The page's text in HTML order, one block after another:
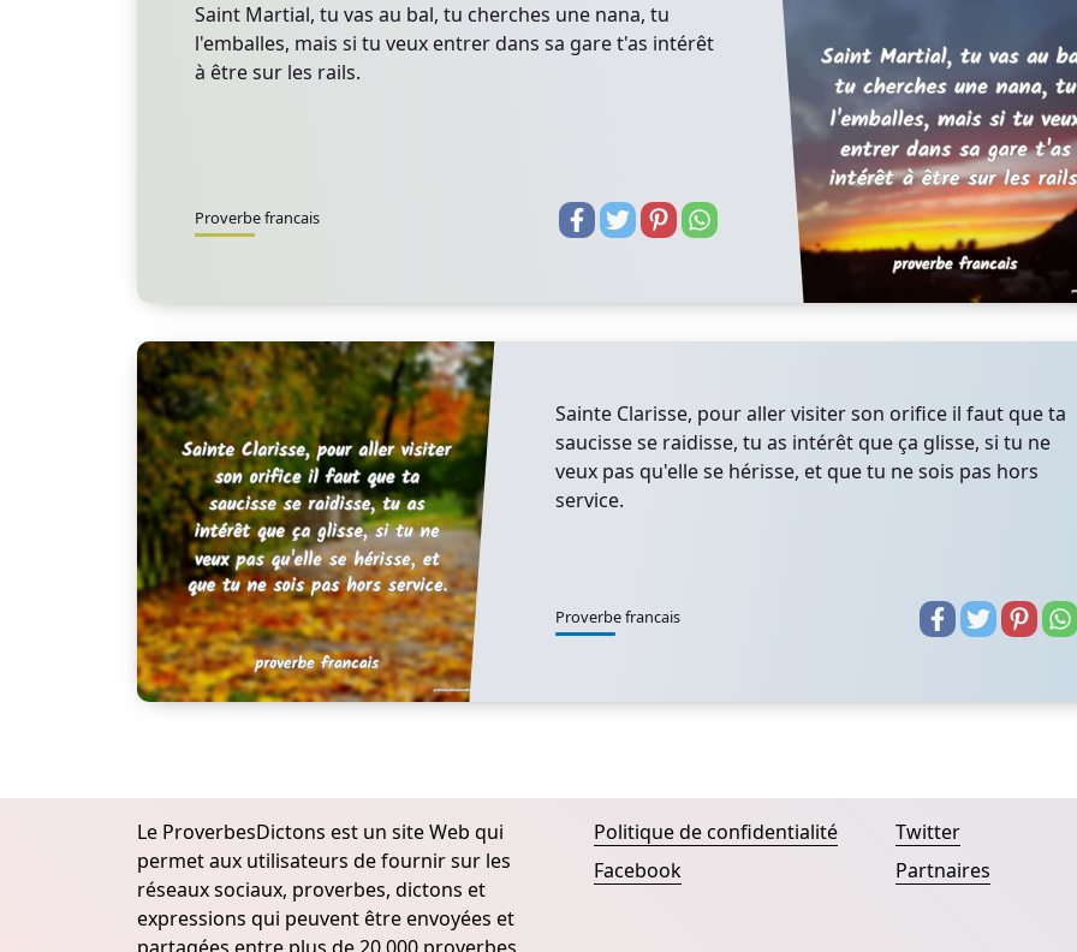
Saint Martial, tu vas au bal, tu cherches une nana, tu
l'emballes, mais si tu veux entrer dans sa gare t'as intérêt
à être sur les rails.
Proverbe francais
Sainte Clarisse, pour aller visiter son orifice il faut que ta
saucisse se raidisse, tu as intérêt que ça glisse, si tu ne
veux pas qu'elle se hérisse, et que tu ne sois pas hors
service.
Proverbe francais
Le ProverbesDictons est un site Web qui
permet aux utilisateurs de fournir sur les
réseaux sociaux, proverbes, dictons et
expressions qui peuvent être envoyées et
Politique de confidentialité
Facebook
Twitter
Partnaires